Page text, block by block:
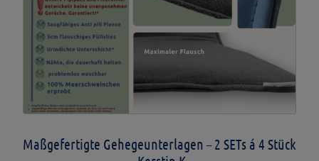
Maßgefertigte Gehegeunterlagen – 2 SETs á 4 Stück